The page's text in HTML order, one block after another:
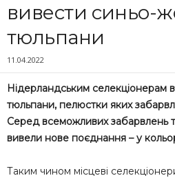
вивести синьо-
тюльпани
11.04.2022
Нідерландським селекціонерам
тюльпани, пелюстки яких
Серед всеможливих забарвлень
вивели нове поєднання – у
Таким чином місцеві